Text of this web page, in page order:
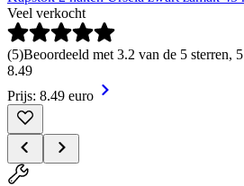
Veel verkocht
(5)Beoordeeld met 3.2 van de 5 sterren,
8.49
Prijs: 8.49 euro